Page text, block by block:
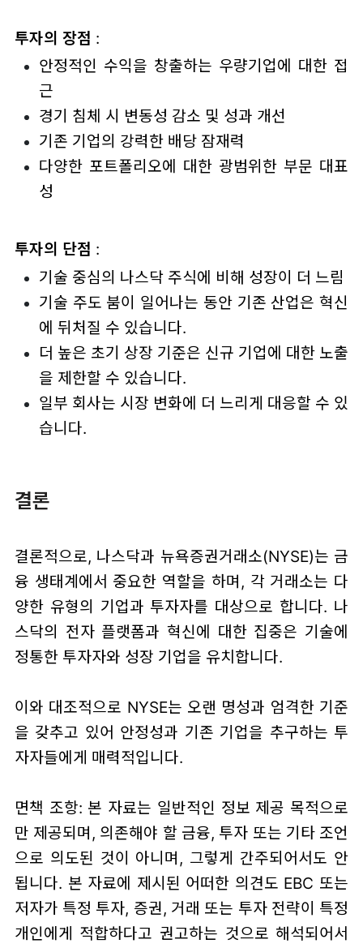
투자의 장점 :
안정적인 수익을 창출하는 우량기업에 대한 접
근
경기 침체 시 변동성 감소 및 성과 개선
기존 기업의 강력한 배당 잠재력
다양한 포트폴리오에 대한 광범위한 부문 대표
성
투자의 단점 :
기술 중심의 나스닥 주식에 비해 성장이 더 느림
기술 주도 붐이 일어나는 동안 기존 산업은 혁신
에 뒤처질 수 있습니다.
더 높은 초기 상장 기준은 신규 기업에 대한 노출
을 제한할 수 있습니다.
일부 회사는 시장 변화에 더 느리게 대응할 수 있
습니다.
결론
결론적으로, 나스닥과 뉴욕증권거래소(NYSE)는 금
융 생태계에서 중요한 역할을 하며, 각 거래소는 다
양한 유형의 기업과 투자자를 대상으로 합니다. 나
스닥의 전자 플랫폼과 혁신에 대한 집중은 기술에
정통한 투자자와 성장 기업을 유치합니다.
이와 대조적으로 NYSE는 오랜 명성과 엄격한 기준
을 갖추고 있어 안정성과 기존 기업을 추구하는 투
자자들에게 매력적입니다.
면책 조항: 본 자료는 일반적인 정보 제공 목적으로
만 제공되며, 의존해야 할 금융, 투자 또는 기타 조언
으로 의도된 것이 아니며, 그렇게 간주되어서도 안
됩니다. 본 자료에 제시된 어떠한 의견도 EBC 또는
저자가 특정 투자, 증권, 거래 또는 투자 전략이 특정
개인에게 적합하다고 권고하는 것으로 해석되어서